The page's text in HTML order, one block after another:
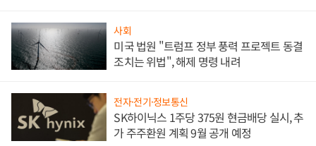
사회
미국 법원 "트럼프 정부 풍력 프로젝트 동결
조치는 위법", 해제 명령 내려
전자·전기·정보통신
SK하이닉스 1주당 375원 현금배당 실시, 추
가 주주환원 계획 9월 공개 예정